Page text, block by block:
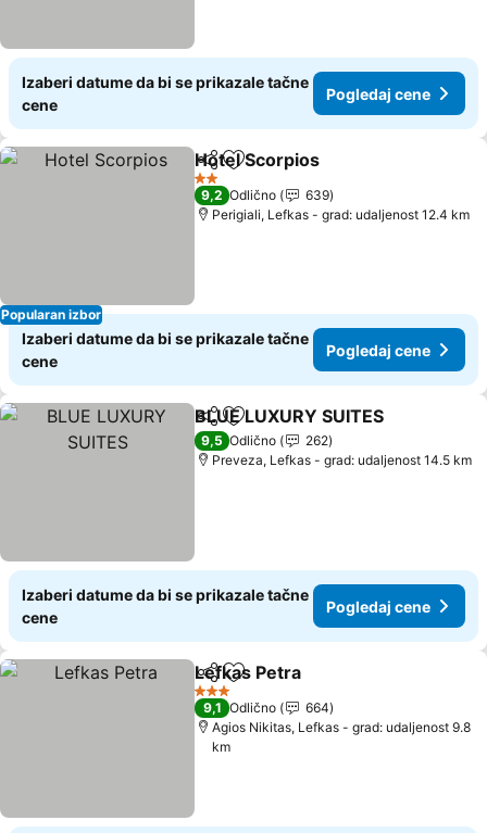
Izaberi datume da bi se prikazale tačne
cene
Pogledaj cene
Popularan izbor
Deli Dodati u favorite
Hotel Scorpios
2 Zvezdice
9,2 Odlično
639
Perigiali, Lefkas - grad: udaljenost 12.4 km
Izaberi datume da bi se prikazale tačne
cene
Pogledaj cene
Deli Dodati u favorite
BLUE LUXURY SUITES
9,5 Odlično
262
Preveza, Lefkas - grad: udaljenost 14.5 km
Izaberi datume da bi se prikazale tačne
cene
Pogledaj cene
Deli Dodati u favorite
Lefkas Petra
3 Zvezdice
9,1 Odlično
664
Agios Nikitas, Lefkas - grad: udaljenost 9.8
km